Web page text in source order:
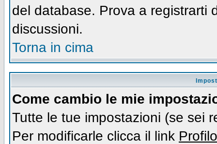
del database. Prova a registrarti
discussioni.
Torna in cima
Come cambio le mie
Tutte le tue impostazioni (se sei
Per modificarle clicca il link Profilo